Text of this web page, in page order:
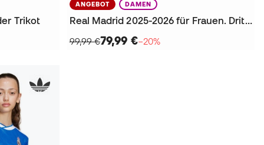
Trikot
ANGEBOT DAMEN
Real Madrid 2025-2026 für Frauen. Dritter Trikot
99,99 €79,99 €−20%